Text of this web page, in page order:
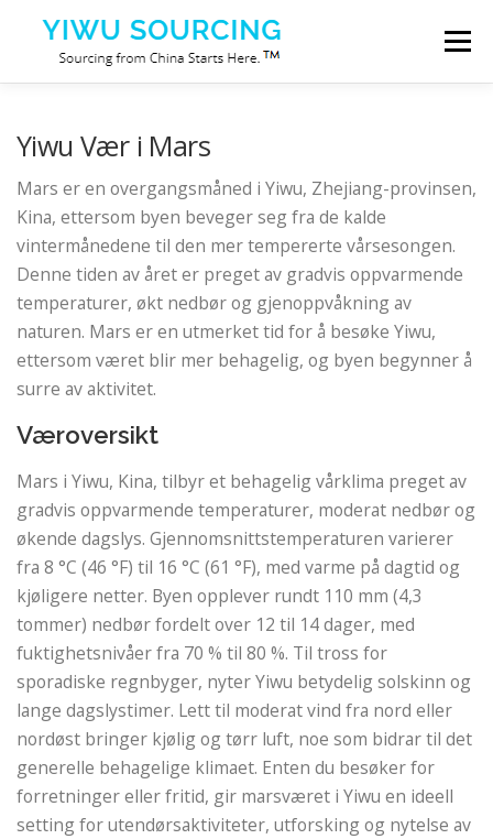
Skip to content
Menu
Yiwu Vær i Mars
Mars er en overgangsmåned i Yiwu, Zhejiang-provinsen,
Kina, ettersom byen beveger seg fra de kalde
vintermånedene til den mer tempererte vårsesongen.
Denne tiden av året er preget av gradvis oppvarmende
temperaturer, økt nedbør og gjenoppvåkning av
naturen. Mars er en utmerket tid for å besøke Yiwu,
ettersom været blir mer behagelig, og byen begynner å
surre av aktivitet.
Væroversikt
Mars i Yiwu, Kina, tilbyr et behagelig vårklima preget av
gradvis oppvarmende temperaturer, moderat nedbør og
økende dagslys. Gjennomsnittstemperaturen varierer
fra 8 °C (46 °F) til 16 °C (61 °F), med varme på dagtid og
kjøligere netter. Byen opplever rundt 110 mm (4,3
tommer) nedbør fordelt over 12 til 14 dager, med
fuktighetsnivåer fra 70 % til 80 %. Til tross for
sporadiske regnbyger, nyter Yiwu betydelig solskinn og
lange dagslystimer. Lett til moderat vind fra nord eller
nordøst bringer kjølig og tørr luft, noe som bidrar til det
generelle behagelige klimaet. Enten du besøker for
forretninger eller fritid, gir marsværet i Yiwu en ideell
setting for utendørsaktiviteter, utforsking og nytelse av